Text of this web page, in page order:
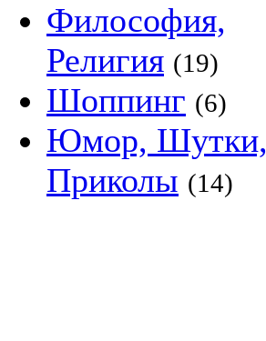
Философия,
Религия (19)
Шоппинг (6)
Юмор, Шутки,
Приколы (14)